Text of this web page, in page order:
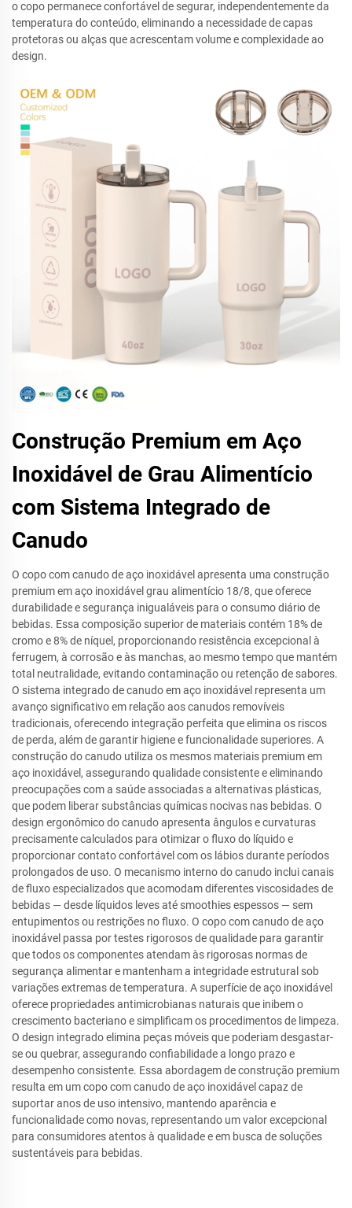
o copo permanece confortável de segurar, independentemente da
temperatura do conteúdo, eliminando a necessidade de capas
protetoras ou alças que acrescentam volume e complexidade ao
design.
Construção Premium em Aço
Inoxidável de Grau Alimentício
com Sistema Integrado de
Canudo
O copo com canudo de aço inoxidável apresenta uma construção
premium em aço inoxidável grau alimentício 18/8, que oferece
durabilidade e segurança inigualáveis para o consumo diário de
bebidas. Essa composição superior de materiais contém 18% de
cromo e 8% de níquel, proporcionando resistência excepcional à
ferrugem, à corrosão e às manchas, ao mesmo tempo que mantém
total neutralidade, evitando contaminação ou retenção de sabores.
O sistema integrado de canudo em aço inoxidável representa um
avanço significativo em relação aos canudos removíveis
tradicionais, oferecendo integração perfeita que elimina os riscos
de perda, além de garantir higiene e funcionalidade superiores. A
construção do canudo utiliza os mesmos materiais premium em
aço inoxidável, assegurando qualidade consistente e eliminando
preocupações com a saúde associadas a alternativas plásticas,
que podem liberar substâncias químicas nocivas nas bebidas. O
design ergonômico do canudo apresenta ângulos e curvaturas
precisamente calculados para otimizar o fluxo do líquido e
proporcionar contato confortável com os lábios durante períodos
prolongados de uso. O mecanismo interno do canudo inclui canais
de fluxo especializados que acomodam diferentes viscosidades de
bebidas — desde líquidos leves até smoothies espessos — sem
entupimentos ou restrições no fluxo. O copo com canudo de aço
inoxidável passa por testes rigorosos de qualidade para garantir
que todos os componentes atendam às rigorosas normas de
segurança alimentar e mantenham a integridade estrutural sob
variações extremas de temperatura. A superfície de aço inoxidável
oferece propriedades antimicrobianas naturais que inibem o
crescimento bacteriano e simplificam os procedimentos de limpeza.
O design integrado elimina peças móveis que poderiam desgastar-
se ou quebrar, assegurando confiabilidade a longo prazo e
desempenho consistente. Essa abordagem de construção premium
resulta em um copo com canudo de aço inoxidável capaz de
suportar anos de uso intensivo, mantendo aparência e
funcionalidade como novas, representando um valor excepcional
para consumidores atentos à qualidade e em busca de soluções
sustentáveis para bebidas.